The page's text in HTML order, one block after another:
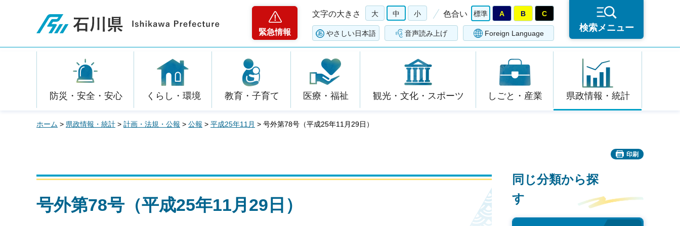
石川県
緊急情報
文字の大きさ 大 中 小 色合い 標準 A B C
やさしい日本語 音声読み上げ Foreign Language
検索メニュー
防災・安全・安心 くらし・環境 教育・子育て 医療・福祉 観光・文化・スポーツ しごと・産業 県政情報・統計
ホーム > 県政情報・統計 > 計画・法規・公報 > 公報 > 平成25年11月 > 号外第78号（平成25年11月29日）
印刷
号外第78号（平成25年11月29日）
同じ分類から探
す